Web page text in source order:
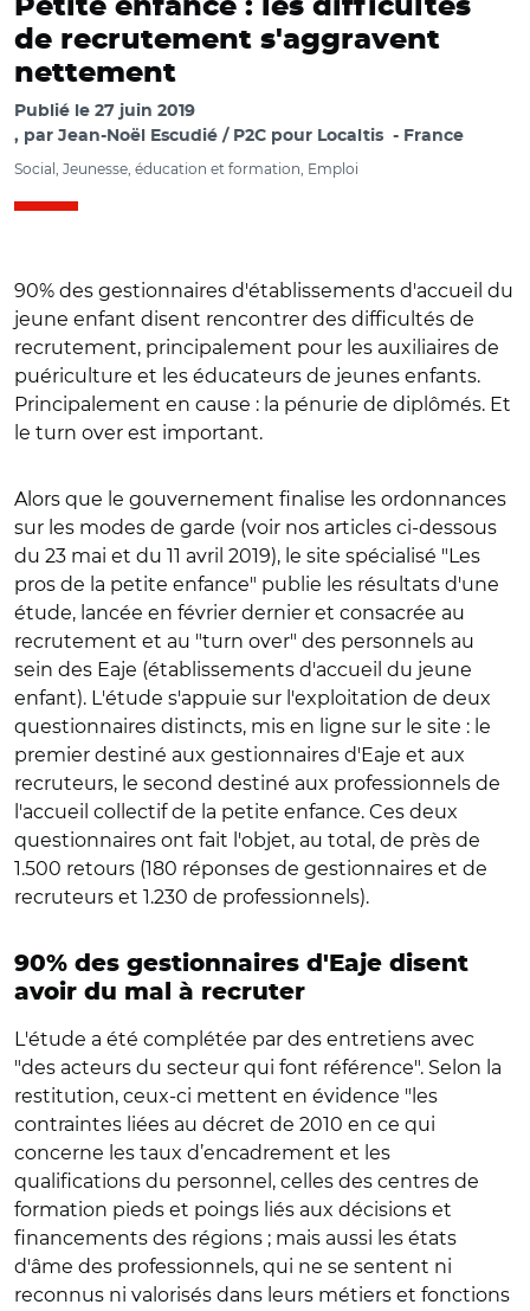
Petite enfance : les difficultés
de recrutement s'aggravent
nettement
Publié le 27 juin 2019
par Jean-Noël Escudié / P2C pour Localtis France
Social, Jeunesse, éducation et formation, Emploi
90% des gestionnaires d'établissements d'accueil du
jeune enfant disent rencontrer des difficultés de
recrutement, principalement pour les auxiliaires de
puériculture et les éducateurs de jeunes enfants.
Principalement en cause : la pénurie de diplômés. Et
le turn over est important.
Alors que le gouvernement finalise les ordonnances
sur les modes de garde (voir nos articles ci-dessous
du 23 mai et du 11 avril 2019), le site spécialisé "Les
pros de la petite enfance" publie les résultats d'une
étude, lancée en février dernier et consacrée au
recrutement et au "turn over" des personnels au
sein des Eaje (établissements d'accueil du jeune
enfant). L'étude s'appuie sur l'exploitation de deux
questionnaires distincts, mis en ligne sur le site : le
premier destiné aux gestionnaires d'Eaje et aux
recruteurs, le second destiné aux professionnels de
l'accueil collectif de la petite enfance. Ces deux
questionnaires ont fait l'objet, au total, de près de
1.500 retours (180 réponses de gestionnaires et de
recruteurs et 1.230 de professionnels).
90% des gestionnaires d'Eaje disent
avoir du mal à recruter
L'étude a été complétée par des entretiens avec
"des acteurs du secteur qui font référence". Selon la
restitution, ceux-ci mettent en évidence "les
contraintes liées au décret de 2010 en ce qui
concerne les taux d’encadrement et les
qualifications du personnel, celles des centres de
formation pieds et poings liés aux décisions et
financements des régions ; mais aussi les états
d'âme des professionnels, qui ne se sentent ni
reconnus ni valorisés dans leurs métiers et fonctions